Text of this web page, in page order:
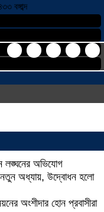
বঙ্গাব্দ
লঙ্ঘনের অভিযোগ
নতুন অধ্যায়, উদ্বোধন হলো
অংশীদার হোন প্রবাসীরা